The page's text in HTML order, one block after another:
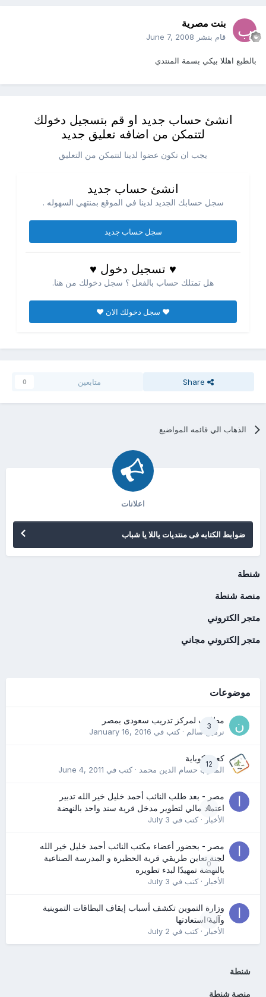
بنت مصرية
قام بنشر June 7, 2008
بالطبع اهللا بيكي بسمة المنتدي
انشئ حساب جديد او قم بتسجيل دخولك
لتتمكن من اضافه تعليق جديد
يجب ان تكون عضوا لدينا لتتمكن من التعليق
انشئ حساب جديد
سجل حسابك الجديد لدينا في الموقع بمنتهي السهوله .
سجل حساب جديد
♥ تسجيل دخول ♥
هل تمتلك حساب بالفعل ؟ سجل دخولك من هنا.
♥ سجل دخولك الان ♥
Share متابعين 0
الذهاب الي قائمه المواضيع
اعلانات
ضوابط الكتابه فى منتديات ياللا يا شباب
شنطة
منصة شنطة
متجر الكتروني
متجر إلكتروني مجاني
موضوعات
3
مطلوب لمركز تدريب سعودى بمصر
نرمين سالم· كتب في January 16, 2016
12
كعب كوباية
المدرب حسام الدين محمد· كتب في June 4, 2011
0
مصر - بعد طلب النائب أحمد خليل خير الله تدبير
اعتماد مالي لتطوير مدخل قرية سند واحد بالنهضة
الأخبار· كتب في July 3
0
مصر - بحضور أعضاء مكتب النائب أحمد خليل خير الله
لجنة تعاين طريقي قرية الحظيرة و المدرسة الصناعية
بالنهضة تمهيدًا لبدء تطويره
الأخبار· كتب في July 3
0
وزارة التموين تكشف أسباب إيقاف البطاقات التموينية
وآلية استعادتها
الأخبار· كتب في July 2
شنطة
منصة شنطة